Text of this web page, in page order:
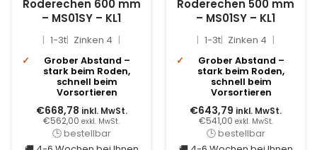
Roderechen 600 mm
– MS01SY – KL1
1-3t Zinken 4
Grober Abstand –
stark beim Roden,
schnell beim
Vorsortieren
€668,78 inkl. MwSt.
€562,00 exkl. MwSt.
🕒 bestellbar
Roderechen 500 mm
– MS01SY – KL1
1-3t Zinken 4
Grober Abstand –
stark beim Roden,
schnell beim
Vorsortieren
€643,79 inkl. MwSt.
€541,00 exkl. MwSt.
🕒 bestellbar